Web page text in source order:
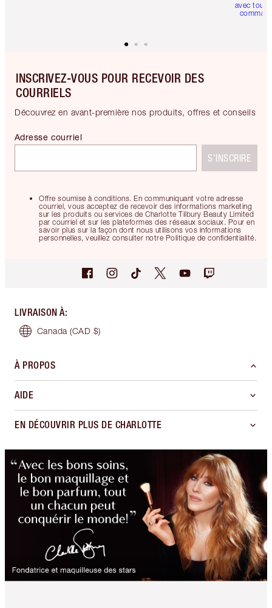
avec
INSCRIVEZ-VOUS POUR RECEVOIR DES
COURRIELS
Découvrez en avant-première nos produits, offres et conseils
Offre soumise à conditions. En communiquant votre adresse
courriel, vous acceptez de recevoir des informations marketing
sur les produits ou services de Charlotte Tilbury Beauty Limited
par courriel et sur les plateformes des réseaux sociaux. Pour en
savoir plus sur la façon dont nous utilisons vos informations
personnelles, veuillez consulter notre Politique de confidentialité.
Adresse courriel
S’INSCRIRE
LIVRAISON À:
Canada (CAD $)
À PROPOS
AIDE
EN DÉCOUVRIR PLUS DE CHARLOTTE